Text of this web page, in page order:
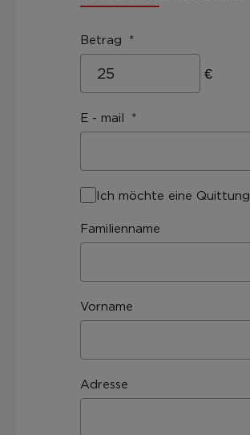
Betrag
€
E - mail
Ich möchte eine Quittung
Familienname
Vorname
Adresse